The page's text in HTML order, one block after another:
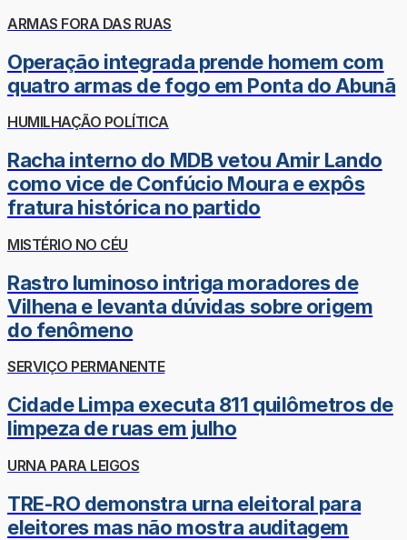
ARMAS FORA DAS RUAS
Operação integrada prende homem com
quatro armas de fogo em Ponta do Abunã
HUMILHAÇÃO POLÍTICA
Racha interno do MDB vetou Amir Lando
como vice de Confúcio Moura e expôs
fratura histórica no partido
MISTÉRIO NO CÉU
Rastro luminoso intriga moradores de
Vilhena e levanta dúvidas sobre origem
do fenômeno
SERVIÇO PERMANENTE
Cidade Limpa executa 811 quilômetros de
limpeza de ruas em julho
URNA PARA LEIGOS
TRE-RO demonstra urna eleitoral para
eleitores mas não mostra auditagem